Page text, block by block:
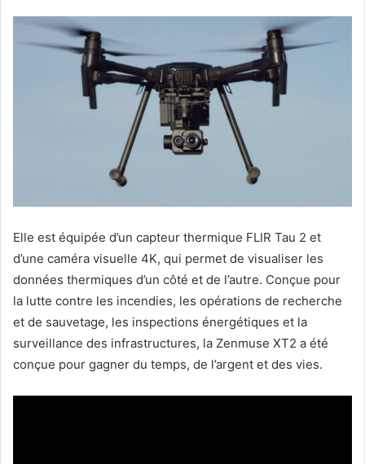
Elle est équipée d’un capteur thermique FLIR Tau 2 et
d’une caméra visuelle 4K, qui permet de visualiser les
données thermiques d’un côté et de l’autre. Conçue pour
la lutte contre les incendies, les opérations de recherche
et de sauvetage, les inspections énergétiques et la
surveillance des infrastructures, la Zenmuse XT2 a été
conçue pour gagner du temps, de l’argent et des vies.